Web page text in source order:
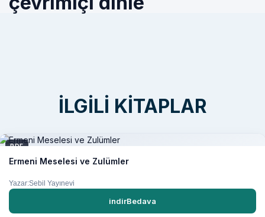
İLGILI KITAPLAR
PDF
Ermeni Meselesi ve Zulümler
Yazar:Sebil Yayınevi
indirBedava